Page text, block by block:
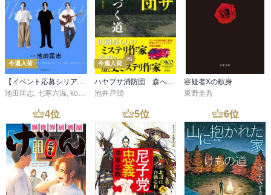
今週入荷
池田匡志 七寒六温 konoko58 ,村崎キコ
今週入荷
池井戸潤
容疑者Xの献身
東野圭吾
4位 5位 6位